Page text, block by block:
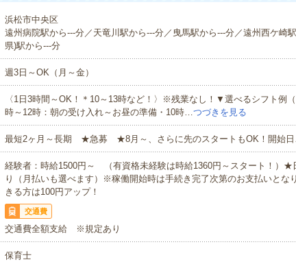
浜松市中央区
遠州病院駅から---分／天竜川駅から---分／曳馬駅から---分／遠州西ケ崎
県)駅から---分
週3日～OK（月～金）
〈1日3時間～OK！＊10～13時など！〉※残業なし！▼選べるシフト例
時～12時：朝の受け入れ～お昼の準備・10時…つづきを見る
最短2ヶ月～長期 ★急募 ★8月～、さらに先のスタートもOK！開始日
経験者：時給1500円～ （有資格未経験は時給1360円～スタート！）★
り（月払いも選べます）※稼働開始時は手続き完了次第のお支払いとな
きる方は100円アップ！
交通費
交通費全額支給 ※規定あり
保育士